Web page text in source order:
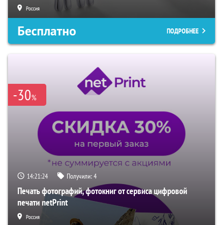
Россия
Бесплатно ПОДРОБНЕЕ
-30%
14:21:23 Получили:4
Печать фотографий, фотокниг от сервиса цифровой
печати netPrint
Россия